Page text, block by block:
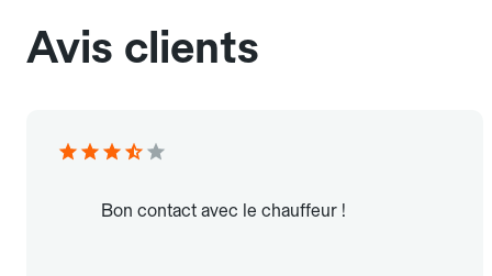
Avis clients
Bon contact avec le chauffeur !